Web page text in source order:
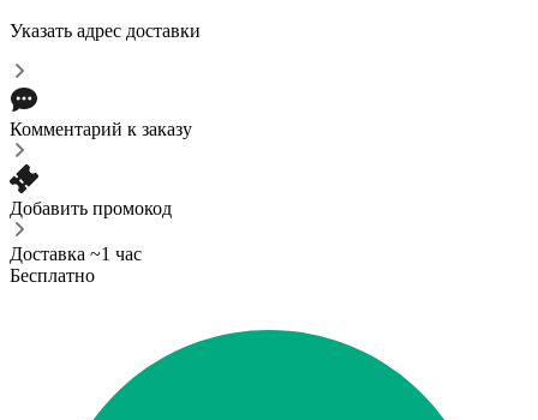
Указать адрес доставки
Комментарий к заказу
Добавить промокод
Доставка ~1 час
Бесплатно